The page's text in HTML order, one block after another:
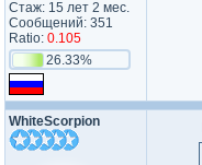
Стаж: 15 лет 2 мес.
Сообщений: 351
Ratio: 0.105
26.33%
WhiteScorpion